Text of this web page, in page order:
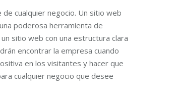
cualquier negocio. Un sitio web
poderosa herramienta de
sitio web con una estructura clara
encontrar la empresa cuando
en los visitantes y hacer que
cualquier negocio que desee